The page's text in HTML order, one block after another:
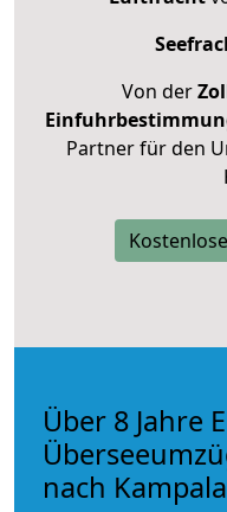
Von der
Partner für den
Über 8 Jahre
nach Kampala